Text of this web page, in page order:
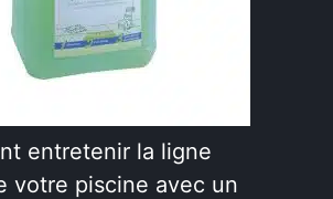
entretenir la ligne
votre piscine avec un